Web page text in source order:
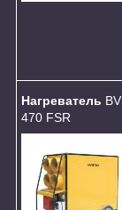
Нагреватель BV
470 FSR